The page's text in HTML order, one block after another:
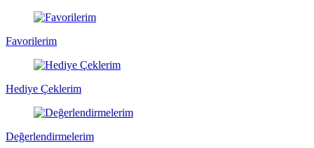
Favorilerim
Hediye Çeklerim
Değerlendirmelerim